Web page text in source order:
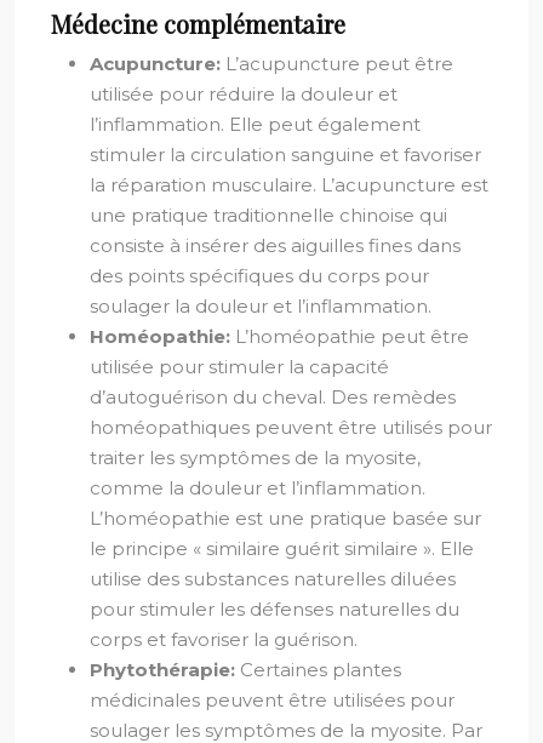
Médecine complémentaire
Acupuncture: L’acupuncture peut être
utilisée pour réduire la douleur et
l’inflammation. Elle peut également
stimuler la circulation sanguine et favoriser
la réparation musculaire. L’acupuncture est
une pratique traditionnelle chinoise qui
consiste à insérer des aiguilles fines dans
des points spécifiques du corps pour
soulager la douleur et l’inflammation.
Homéopathie: L’homéopathie peut être
utilisée pour stimuler la capacité
d’autoguérison du cheval. Des remèdes
homéopathiques peuvent être utilisés pour
traiter les symptômes de la myosite,
comme la douleur et l’inflammation.
L’homéopathie est une pratique basée sur
le principe « similaire guérit similaire ». Elle
utilise des substances naturelles diluées
pour stimuler les défenses naturelles du
corps et favoriser la guérison.
Phytothérapie: Certaines plantes
médicinales peuvent être utilisées pour
soulager les symptômes de la myosite. Par